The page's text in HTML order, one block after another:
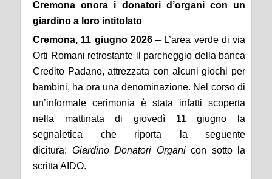
Cremona onora i donatori d’organi con un
giardino a loro intitolato
Cremona, 11 giugno2026– L’area verde di via
Orti Romani retrostante il parcheggio della banca
Credito Padano, attrezzata con alcuni giochi per
bambini, ha ora una denominazione. Nel corso di
un’informale cerimonia è stata infatti scoperta
nella mattinata di giovedì 11 giugno la
segnaletica che riporta la seguente
dicitura: Giardino Donatori Organicon sotto la
scritta AIDO.